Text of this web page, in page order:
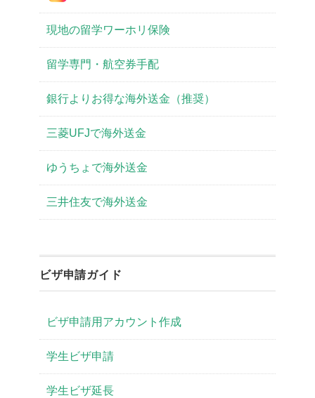
現地の留学ワーホリ保険
留学専門・航空券手配
銀行よりお得な海外送金（推奨）
三菱UFJで海外送金
ゆうちょで海外送金
三井住友で海外送金
ビザ申請ガイド
ビザ申請用アカウント作成
学生ビザ申請
学生ビザ延長